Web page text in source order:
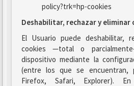
policy?trk=hp-cookies
Deshabilitar, rechazar y eliminar
El Usuario puede deshabilitar,
cookies —total o
dispositivo mediante la
(entre los que se encuentran,
Firefox, Safari, Explorer).